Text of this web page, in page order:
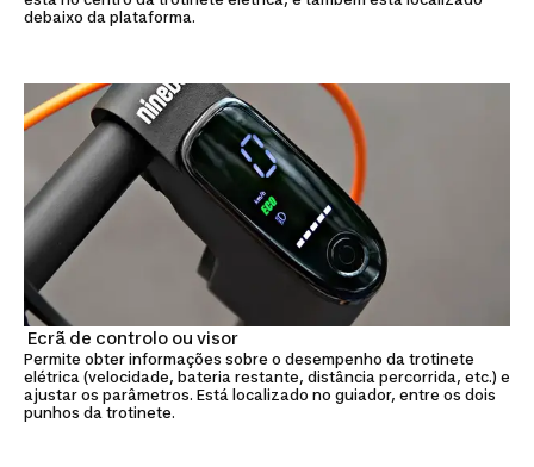
debaixo da plataforma.
Ecrã de controlo ou visor
Permite obter informações sobre o desempenho da trotinete
elétrica (velocidade, bateria restante, distância percorrida, etc.) e
ajustar os parâmetros. Está localizado no guiador, entre os dois
punhos da trotinete.